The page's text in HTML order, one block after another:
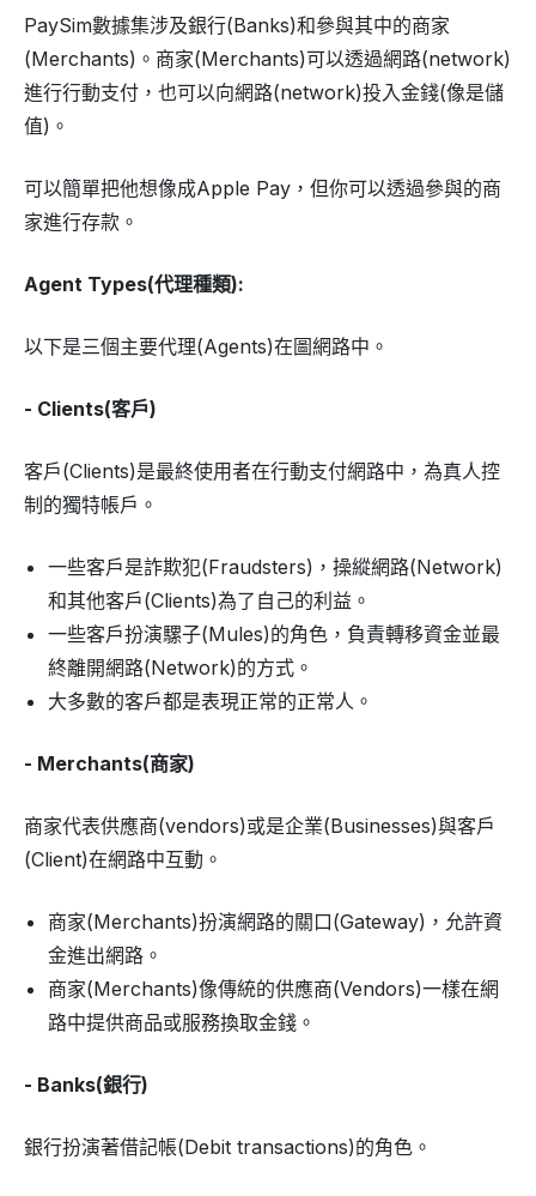
PaySim數據集涉及銀行(Banks)和參與其中的商家
(Merchants)。商家(Merchants)可以透過網路(network)
進行行動支付，也可以向網路(network)投入金錢(像是儲
值)。
可以簡單把他想像成Apple Pay，但你可以透過參與的商
家進行存款。
Agent Types(代理種類):
以下是三個主要代理(Agents)在圖網路中。
- Clients(客戶)
客戶(Clients)是最終使用者在行動支付網路中，為真人控
制的獨特帳戶。
一些客戶是詐欺犯(Fraudsters)，操縱網路(Network)
和其他客戶(Clients)為了自己的利益。
一些客戶扮演騾子(Mules)的角色，負責轉移資金並最
終離開網路(Network)的方式。
大多數的客戶都是表現正常的正常人。
- Merchants(商家)
商家代表供應商(vendors)或是企業(Businesses)與客戶
(Client)在網路中互動。
商家(Merchants)扮演網路的關口(Gateway)，允許資
金進出網路。
商家(Merchants)像傳統的供應商(Vendors)一樣在網
路中提供商品或服務換取金錢。
- Banks(銀行)
銀行扮演著借記帳(Debit transactions)的角色。